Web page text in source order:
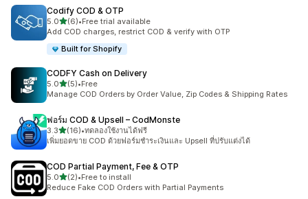
Codify COD & OTP
5.0เต็ม 5 ดาว
(6)
ทั้งหมด 6 รีวิว
•Free trial available
Add COD charges, restrict COD & verify with OTP
Built for Shopify
CODFY Cash on Delivery
5.0เต็ม 5 ดาว
(5)
ทั้งหมด 5 รีวิว
•Free
Manage COD Orders by Order Value, Zip Codes & Shipping Rates
ฟอร์ม COD & Upsell – CodMonste
3.3เต็ม 5 ดาว
(16)
ทั้งหมด 16 รีวิว
•ทดลองใช้งานได้ฟรี
เพิ่มยอดขาย COD ด้วยฟอร์มชำระเงินและ Upsell ที่ปรับแต่งได้
COD Partial Payment, Fee & OTP
5.0เต็ม 5 ดาว
(2)
ทั้งหมด 2 รีวิว
•Free to install
Reduce Fake COD Orders with Partial Payments